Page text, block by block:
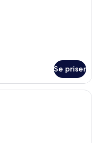
Se priser